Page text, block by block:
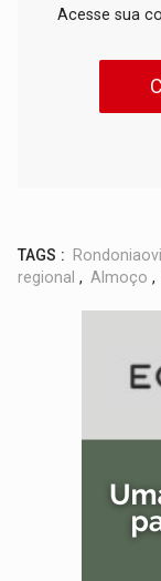
Acesse sua
TAGS :
regional , Almoço ,